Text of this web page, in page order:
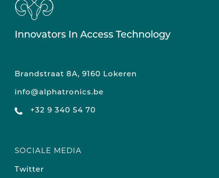
Innovators In Access Technology
Brandstraat 8A, 9160 Lokeren
info@alphatronics.be
+32 9 340 54 70
SOCIALE MEDIA
Twitter